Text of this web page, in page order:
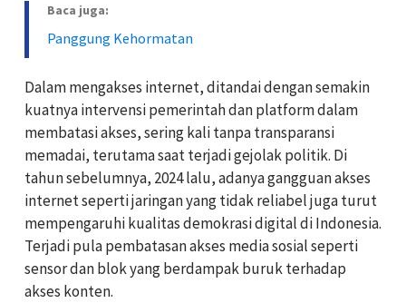
Baca juga:
Panggung Kehormatan
Dalam mengakses internet, ditandai dengan semakin
kuatnya intervensi pemerintah dan platform dalam
membatasi akses, sering kali tanpa transparansi
memadai, terutama saat terjadi gejolak politik. Di
tahun sebelumnya, 2024 lalu, adanya gangguan akses
internet seperti jaringan yang tidak reliabel juga turut
mempengaruhi kualitas demokrasi digital di Indonesia.
Terjadi pula pembatasan akses media sosial seperti
sensor dan blok yang berdampak buruk terhadap
akses konten.